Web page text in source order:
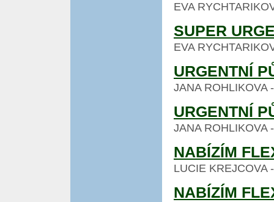
EVA
SUPER
EVA
URGENTNÍ
JANA ROHLIKOVA
URGENTNÍ
JANA ROHLIKOVA
NABÍZÍM
LUCIE KREJCOVA
NABÍZÍM